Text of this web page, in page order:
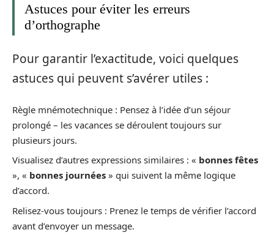
Astuces pour éviter les erreurs
d’orthographe
Pour garantir l’exactitude, voici quelques
astuces qui peuvent s’avérer utiles :
Règle mnémotechnique : Pensez à l’idée d’un séjour
prolongé – les vacances se déroulent toujours sur
plusieurs jours.
Visualisez d’autres expressions similaires : « bonnes fêtes
», « bonnes journées » qui suivent la même logique
d’accord.
Relisez-vous toujours : Prenez le temps de vérifier l’accord
avant d’envoyer un message.